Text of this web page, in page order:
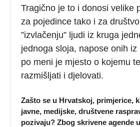
Tragično je to i donosi velike
za pojedince tako i za
”izvlačenju” ljudi iz kruga
jednoga sloja, napose onih iz
po meni je mjesto o kojemu
razmišljati i djelovati.
Zašto se u Hrvatskoj, primjerice,
javne, medijske, društvene
pozivaju? Zbog skrivene agende